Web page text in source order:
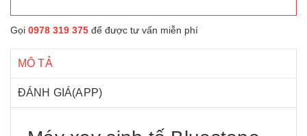
Gọi 0978 319 375 để được tư vấn miễn phí
MÔ TẢ
ĐÁNH GIÁ(APP)